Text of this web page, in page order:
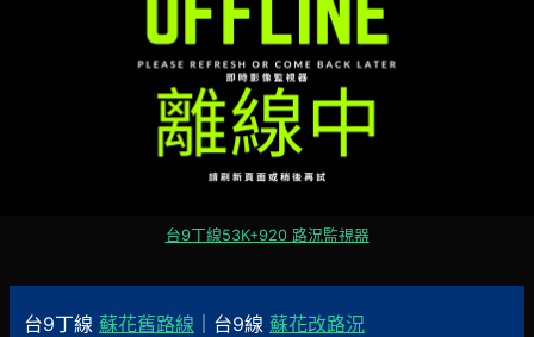
台9丁線53K+920 路況監視器
台9丁線 蘇花舊路線 ｜台9線 蘇花改路況